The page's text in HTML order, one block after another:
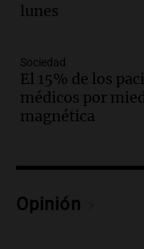
"Tres
Episodios
Audio.
metros del
800 kilos de
firmó Jorge
lunes
Sociedad
El 15% de los
médicos por
magnética
Opinión